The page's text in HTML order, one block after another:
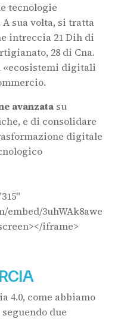
tecnologie
A sua volta, si tratta
intreccia 21 Dih di
28 di Cna.
«ecosistemi digitali
avanzata su
e di consolidare
digitale
embed/3uhWAk8awe
iframe>
4.0, come abbiamo
due